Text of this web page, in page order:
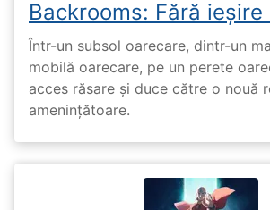
Backrooms: Fără
Într-un subsol oarecare, dintr-un
mobilă oarecare, pe un perete
acces răsare și duce către o nouă
amenințătoare.